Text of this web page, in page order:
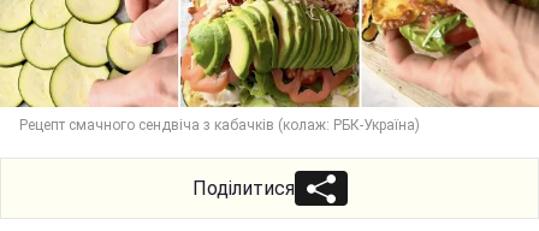
Рецепт смачного сендвіча з кабачків (колаж: РБК-Україна)
Поділитися